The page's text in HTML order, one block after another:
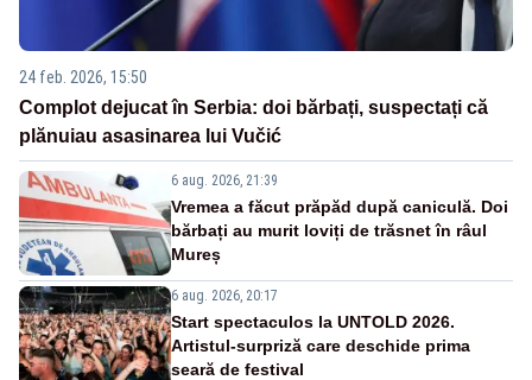
24 feb. 2026, 15:50
Complot dejucat în Serbia: doi bărbați, suspectați că
plănuiau asasinarea lui Vučić
6 aug. 2026, 21:39
Vremea a făcut prăpăd după caniculă. Doi
bărbați au murit loviți de trăsnet în râul
Mureș
6 aug. 2026, 20:17
Start spectaculos la UNTOLD 2026.
Artistul-surpriză care deschide prima
seară de festival